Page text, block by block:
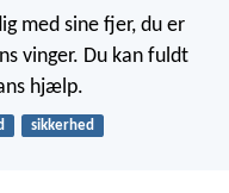
med sine fjer, du er
vinger. Du kan fuldt
hjælp.
sikkerhed